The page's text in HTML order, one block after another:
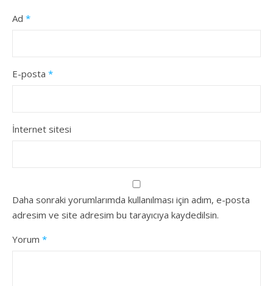
Ad *
E-posta *
İnternet sitesi
Daha sonraki yorumlarımda kullanılması için adım, e-posta
adresim ve site adresim bu tarayıcıya kaydedilsin.
Yorum *